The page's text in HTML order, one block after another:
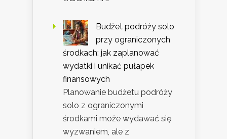
Budżet podróży solo
przy ograniczonych
środkach: jak zaplanować
wydatki i unikać pułapek
finansowych
Planowanie budżetu podróży
solo z ograniczonymi
środkami może wydawać się
wyzwaniem, ale z